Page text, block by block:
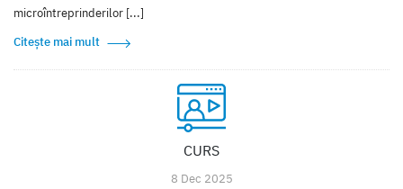
microîntreprinderilor [...]
Citește mai mult
CURS
8 Dec 2025